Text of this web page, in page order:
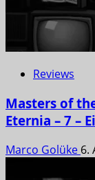
Reviews
Masters of
Eternia – 7 –
Marco Golüke 6.